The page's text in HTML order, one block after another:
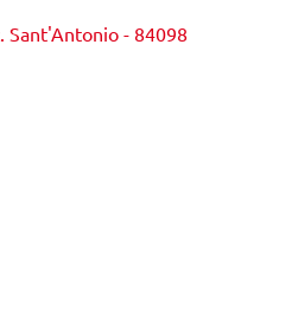
Sant'Antonio - 84098
Facebook
profilo Instagram